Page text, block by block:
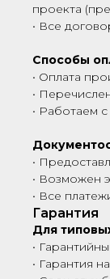
проекта
• Все
Способы
• Оплата
•
• Работаем
•
• Возможен
• Все
Гарантия
Для
•
• Гарантия